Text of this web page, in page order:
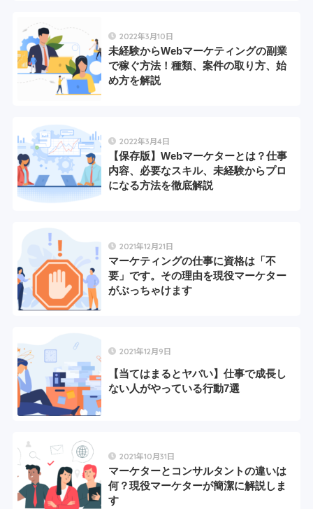
2022年3月10日
未経験からWebマーケティングの副業
で稼ぐ方法！種類、案件の取り方、始
め方を解説
2022年3月4日
【保存版】Webマーケターとは？仕事
内容、必要なスキル、未経験からプロ
になる方法を徹底解説
2021年12月21日
マーケティングの仕事に資格は「不
要」です。その理由を現役マーケター
がぶっちゃけます
2021年12月9日
【当てはまるとヤバい】仕事で成長し
ない人がやっている行動7選
2021年10月31日
マーケターとコンサルタントの違いは
何？現役マーケターが簡潔に解説しま
す